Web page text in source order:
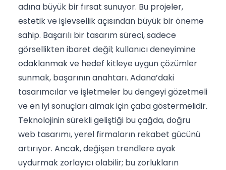
adına büyük bir fırsat sunuyor. Bu projeler,
estetik ve işlevsellik açısından büyük bir öneme
sahip. Başarılı bir tasarım süreci, sadece
görsellikten ibaret değil; kullanıcı deneyimine
odaklanmak ve hedef kitleye uygun çözümler
sunmak, başarının anahtarı. Adana’daki
tasarımcılar ve işletmeler bu dengeyi gözetmeli
ve en iyi sonuçları almak için çaba göstermelidir.
Teknolojinin sürekli geliştiği bu çağda, doğru
web tasarımı, yerel firmaların rekabet gücünü
artırıyor. Ancak, değişen trendlere ayak
uydurmak zorlayıcı olabilir; bu zorlukların